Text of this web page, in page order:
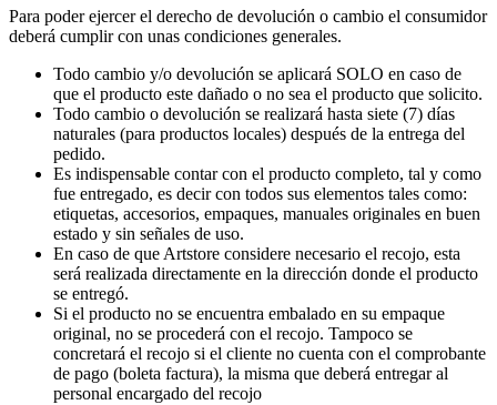
Para poder ejercer el derecho de devolución o cambio el consumidor
deberá cumplir con unas condiciones generales.
Todo cambio y/o devolución se aplicará SOLO en caso de
que el producto este dañado o no sea el producto que solicito.
Todo cambio o devolución se realizará hasta siete (7) días
naturales (para productos locales) después de la entrega del
pedido.
Es indispensable contar con el producto completo, tal y como
fue entregado, es decir con todos sus elementos tales como:
etiquetas, accesorios, empaques, manuales originales en buen
estado y sin señales de uso.
En caso de que Artstore considere necesario el recojo, esta
será realizada directamente en la dirección donde el producto
se entregó.
Si el producto no se encuentra embalado en su empaque
original, no se procederá con el recojo. Tampoco se
concretará el recojo si el cliente no cuenta con el comprobante
de pago (boleta factura), la misma que deberá entregar al
personal encargado del recojo